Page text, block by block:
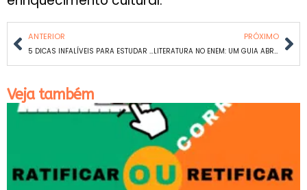
ANTERIOR PRÓXIMO
Veja também